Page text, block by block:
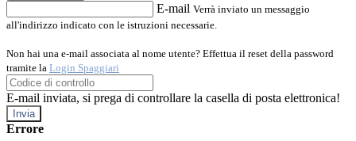
E-mail Verrà inviato un messaggio
all'indirizzo indicato con le istruzioni necessarie.
Non hai una e-mail associata al nome utente? Effettua il reset della password
tramite la Login Spaggiari
E-mail inviata, si prega di controllare la casella di posta elettronica!
Errore